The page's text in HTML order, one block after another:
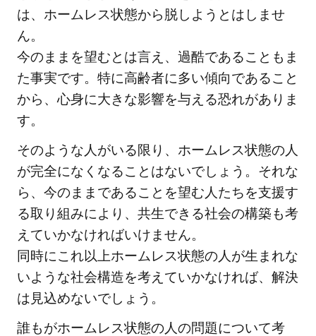
は、ホームレス状態から脱しようとはしませ
ん。
今のままを望むとは言え、過酷であることもま
た事実です。特に高齢者に多い傾向であること
から、心身に大きな影響を与える恐れがありま
す。
そのような人がいる限り、ホームレス状態の人
が完全になくなることはないでしょう。それな
ら、今のままであることを望む人たちを支援す
る取り組みにより、共生できる社会の構築も考
えていかなければいけません。
同時にこれ以上ホームレス状態の人が生まれな
いような社会構造を考えていかなければ、解決
は見込めないでしょう。
誰もがホームレス状態の人の問題について考